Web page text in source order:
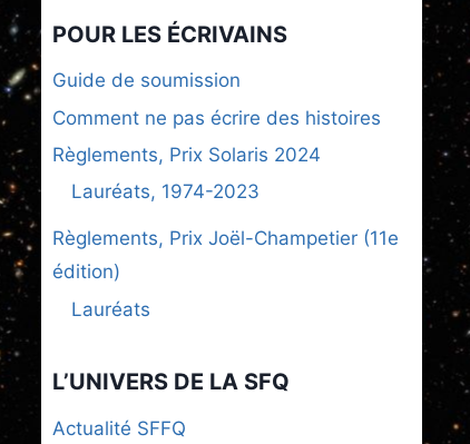
POUR LES ÉCRIVAINS
Guide de soumission
Comment ne pas écrire des histoires
Règlements, Prix Solaris 2024
Lauréats, 1974-2023
Règlements, Prix Joël-Champetier (11e
édition)
Lauréats
L’UNIVERS DE LA SFQ
Actualité SFFQ